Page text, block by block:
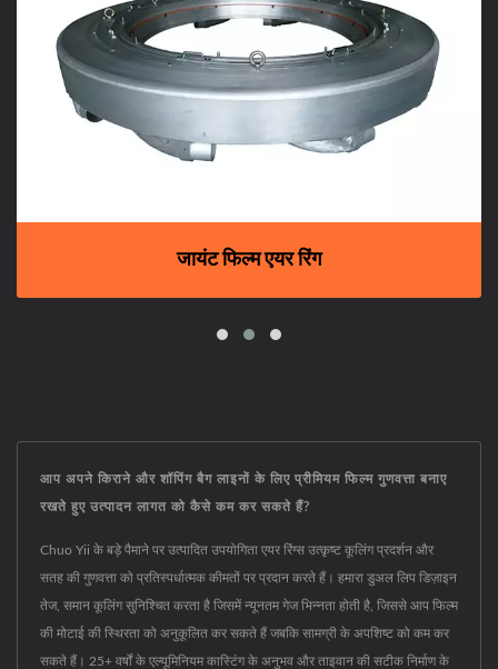
जायंट फिल्म एयर रिंग
आप अपने किराने और शॉपिंग बैग लाइनों के लिए प्रीमियम फिल्म गुणवत्ता बनाए
रखते हुए उत्पादन लागत को कैसे कम कर सकते हैं?
Chuo Yii के बड़े पैमाने पर उत्पादित उपयोगिता एयर रिंग्स उत्कृष्ट कूलिंग प्रदर्शन और
सतह की गुणवत्ता को प्रतिस्पर्धात्मक कीमतों पर प्रदान करते हैं। हमारा डुअल लिप डिज़ाइन
तेज, समान कूलिंग सुनिश्चित करता है जिसमें न्यूनतम गेज भिन्नता होती है, जिससे आप फिल्म
की मोटाई की स्थिरता को अनुकूलित कर सकते हैं जबकि सामग्री के अपशिष्ट को कम कर
सकते हैं। 25+ वर्षों के एल्यूमिनियम कास्टिंग के अनुभव और ताइवान की सटीक निर्माण के